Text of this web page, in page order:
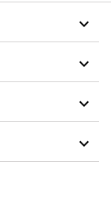



